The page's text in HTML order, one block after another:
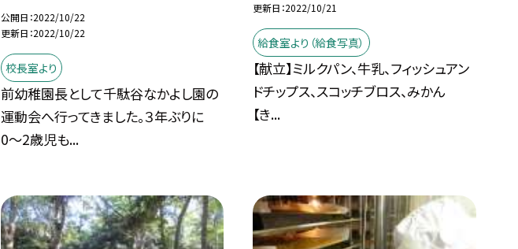
公開日 2022/10/22
更新日 2022/10/22
校長室より
前幼稚園長として千駄谷なかよし園の
運動会へ行ってきました。３年ぶりに
0〜2歳児も...
更新日 2022/10/21
給食室より（給食写真）
【献立】ミルクパン、牛乳、フィッシュアン
ドチップス、スコッチブロス、みかん
【き...